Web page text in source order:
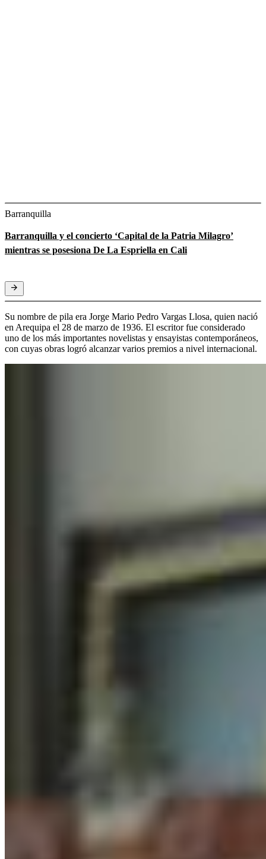
Barranquilla
Barranquilla y el concierto ‘Capital de la Patria Milagro’
mientras se posesiona De La Espriella en Cali
Su nombre de pila era Jorge Mario Pedro Vargas Llosa, quien nació
en Arequipa el 28 de marzo de 1936. El escritor fue considerado
uno de los más importantes novelistas y ensayistas contemporáneos,
con cuyas obras logró alcanzar varios premios a nivel internacional.